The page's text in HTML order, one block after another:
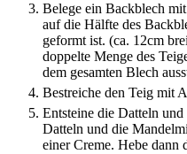
Belege ein Backblech
auf die Hälfte des
geformt ist. (ca. 12cm
doppelte Menge des
dem gesamten Blech
Bestreiche den Teig mit
Entsteine die Datteln
Datteln und die
einer Creme. Hebe dann